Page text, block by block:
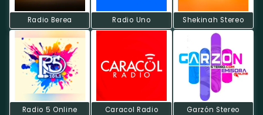
Radio Berea Radio Uno Shekinah Stereo
Radio 5 Online Caracol Radio Garzón Stereo